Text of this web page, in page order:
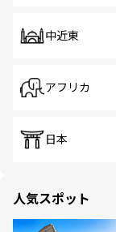
中近東
アフリカ
日本
人気スポット